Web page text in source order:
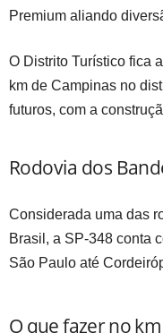
Premium aliando
O Distrito Turístico fica
km de Campinas no
futuros, com a
Rodovia dos
Considerada uma das
Brasil, a SP-348 conta
São Paulo até
O que fazer no